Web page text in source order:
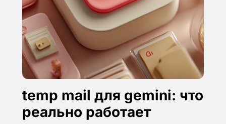
temp mail для gemini: что
реально работает